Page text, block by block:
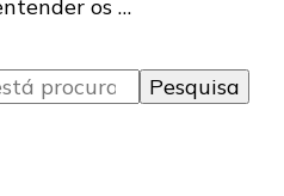
os …